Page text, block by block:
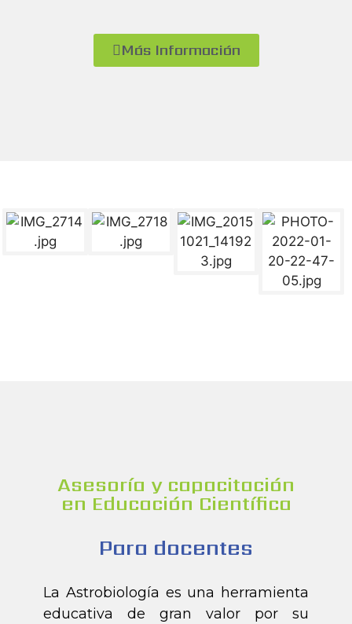
Más Información
Asesoría y capacitación
en Educación Científica
Para docentes
La Astrobiología es una herramienta
educativa de gran valor por su